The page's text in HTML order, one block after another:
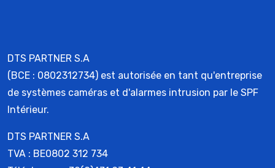
DTS PARTNER S.A
(BCE : 0802312734) est autorisée en tant qu'entreprise
de systèmes caméras et d'alarmes intrusion par le SPF
Intérieur.
DTS PARTNER S.A
TVA : BE0802 312 734